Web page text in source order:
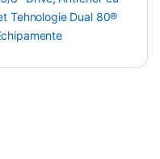
Tehnologie Dual 80®